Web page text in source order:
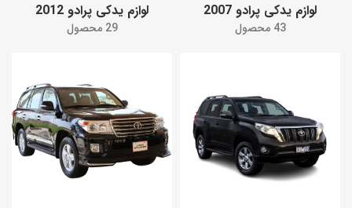
لوازم یدکی پرادو 2007
43 محصول
لوازم یدکی پرادو 2012
29 محصول